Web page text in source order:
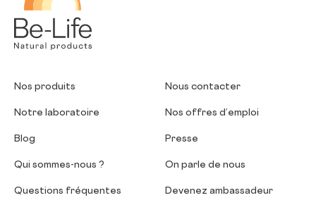
Nos produits
Notre laboratoire
Blog
Qui sommes-nous ?
Questions fréquentes
Nous contacter
Nos offres d’emploi
Presse
On parle de nous
Devenez ambassadeur